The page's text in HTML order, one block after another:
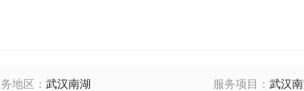
地区 ： 武汉南湖 服务项目 ：武汉